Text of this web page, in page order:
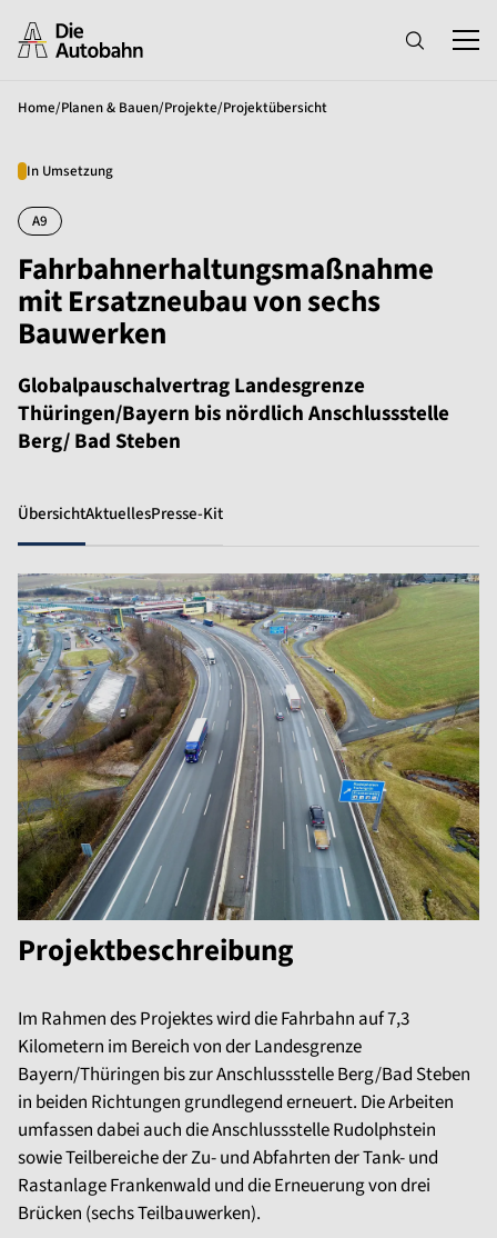
Home/Planen & Bauen/Projekte/Projektübersicht
In Umsetzung
A9
Fahrbahnerhaltungsmaßnahme
mit Ersatzneubau von sechs
Bauwerken
Globalpauschalvertrag Landesgrenze
Thüringen/Bayern bis nördlich Anschlussstelle
Berg/ Bad Steben
ÜbersichtAktuellesPresse-Kit
Projektbeschreibung
Im Rahmen des Projektes wird die Fahrbahn auf 7,3
Kilometern im Bereich von der Landesgrenze
Bayern/Thüringen bis zur Anschlussstelle Berg/Bad Steben
in beiden Richtungen grundlegend erneuert. Die Arbeiten
umfassen dabei auch die Anschlussstelle Rudolphstein
sowie Teilbereiche der Zu- und Abfahrten der Tank- und
Rastanlage Frankenwald und die Erneuerung von drei
Brücken (sechs Teilbauwerken).